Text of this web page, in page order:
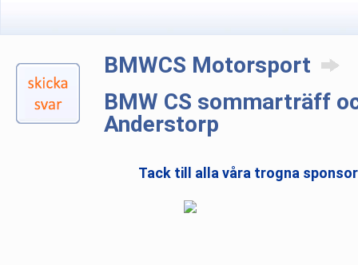
BMWCS Motorsport
BMW CS sommarträff
Anderstorp
Tack till alla våra trogna